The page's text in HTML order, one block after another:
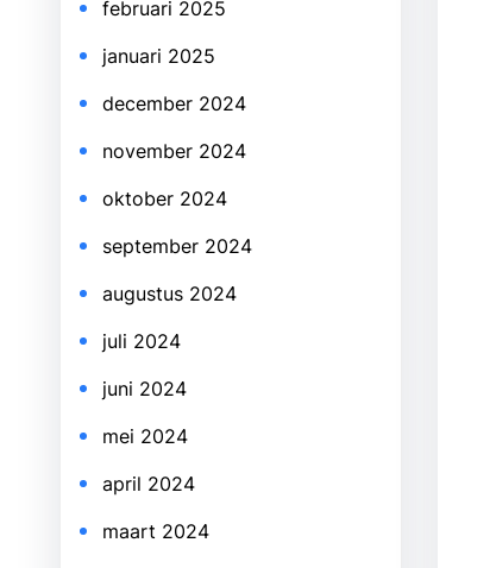
februari 2025
januari 2025
december 2024
november 2024
oktober 2024
september 2024
augustus 2024
juli 2024
juni 2024
mei 2024
april 2024
maart 2024